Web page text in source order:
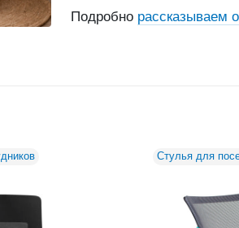
Подробно рассказываем
Стулья для